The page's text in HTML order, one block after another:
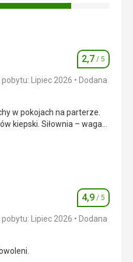
Ocena
2,7 / 5
pobytu: Lipiec 2026
Dodana
w pokojach na parterze.
kiepski. Siłownia – waga
w pokojach na parterze.
3,0/ 5
1,0/ 5
Ocena
4,9 / 5
pobytu: Lipiec 2026
Dodana